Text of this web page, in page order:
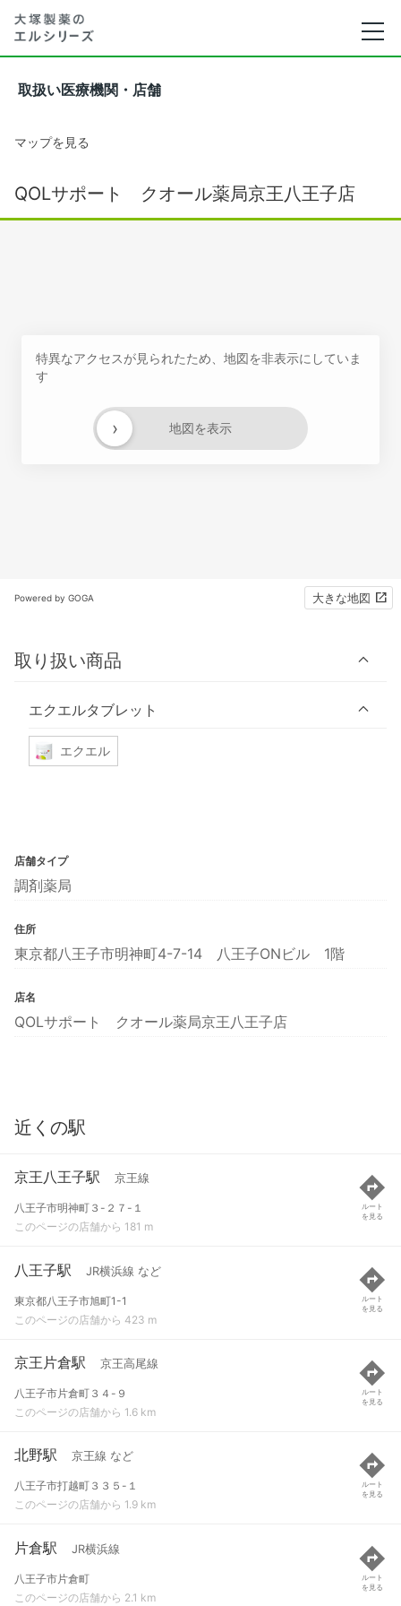
取扱い医療機関・店舗
マップを見る
QOLサポート クオール薬局京王八王子店
特異なアクセスが見られたため、地図を非表示にしていま
す
地図を表示
›
Powered by GOGA 大きな地図
取り扱い商品
エクエルタブレット
エクエル
店舗タイプ
調剤薬局
住所
東京都八王子市明神町4-7-14 八王子ONビル 1階
店名
QOLサポート クオール薬局京王八王子店
近くの駅
京王八王子駅 京王線
八王子市明神町３-２７-１
このページの店舗から 181 m
ルート
を見る
八王子駅 JR横浜線 など
東京都八王子市旭町1-1
このページの店舗から 423 m
ルート
を見る
京王片倉駅 京王高尾線
八王子市片倉町３４-９
このページの店舗から 1.6 km
ルート
を見る
北野駅 京王線 など
八王子市打越町３３５-１
このページの店舗から 1.9 km
ルート
を見る
片倉駅 JR横浜線
八王子市片倉町
このページの店舗から 2.1 km
ルート
を見る